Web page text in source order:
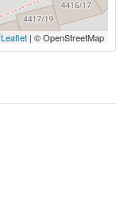
Leaflet | © OpenStreetMap